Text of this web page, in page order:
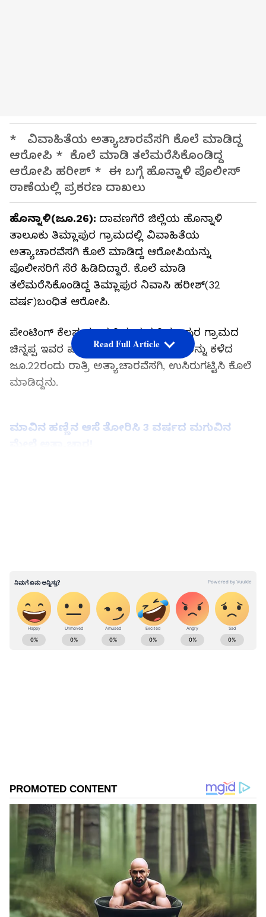
* ವಿವಾಹಿತೆಯ ಅತ್ಯಾಚಾರವೆಸಗಿ ಕೊಲೆ ಮಾಡಿದ್ದ
ಆರೋಪಿ * ಕೊಲೆ ಮಾಡಿ ತಲೆಮರೆಸಿಕೊಂಡಿದ್ದ
ಆರೋಪಿ ಹರೀಶ್‌ * ಈ ಬಗ್ಗೆ ಹೊನ್ನಾಳಿ ಪೊಲೀಸ್‌
ಠಾಣೆಯಲ್ಲಿ ಪ್ರಕರಣ ದಾಖಲು
ಹೊನ್ನಾಳಿ(ಜೂ.26): ದಾವಣಗೆರೆ ಜಿಲ್ಲೆಯ ಹೊನ್ನಾಳಿ
ತಾಲೂಕು ತಿಮ್ಲಾಪುರ ಗ್ರಾಮದಲ್ಲಿ ವಿವಾಹಿತೆಯ
ಅತ್ಯಾಚಾರವೆಸಗಿ ಕೊಲೆ ಮಾಡಿದ್ದ ಆರೋಪಿಯನ್ನು
ಪೊಲೀಸರಿಗೆ ಸೆರೆ ಹಿಡಿದಿದ್ದಾರೆ. ಕೊಲೆ ಮಾಡಿ
ತಲೆಮರೆಸಿಕೊಂಡಿದ್ದ ತಿಮ್ಲಾಪುರ ನಿವಾಸಿ ಹರೀಶ್‌(32
ವರ್ಷ)ಬಂಧಿತ ಆರೋಪಿ.
ಪೇಂಟಿಂಗ್‌ ಕೆಲಸ ಮಾಡುತ್ತಿದ್ದ. ಈತ ತಿಮ್ಲಾಪುರ ಗ್ರಾಮದ
ಚಿನ್ನಪ್ಪ ಇವರ ಪತ್ನಿ ಗೀತಮ್ಮ(35) ಎಂಬುವವರನ್ನು ಕಳೆದ
ಜೂ.22ರಂದು ರಾತ್ರಿ ಅತ್ಯಾಚಾರವೆಸಗಿ, ಉಸಿರುಗಟ್ಟಿಸಿ ಕೊಲೆ
ಮಾಡಿದ್ದನು.
ಮಾವಿನ ಹಣ್ಣಿನ ಆಸೆ ತೋರಿಸಿ 3 ವರ್ಷದ ಮಗುವಿನ
Read Full Article
ABOUT THE AUTHOR